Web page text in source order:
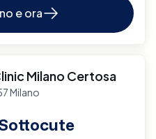
e ora
Milano Certosa
Milano